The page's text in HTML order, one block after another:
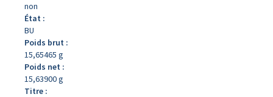
non
État :
BU
Poids brut :
15,65465 g
Poids net :
15,63900 g
Titre :